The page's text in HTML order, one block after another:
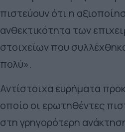
πιστεύουν ότι η
ανθεκτικότητα των
στοιχείων που
πολύ».
Αντίστοιχα ευρήματα
οποίο οι ερωτηθέντες
στη γρηγορότερη